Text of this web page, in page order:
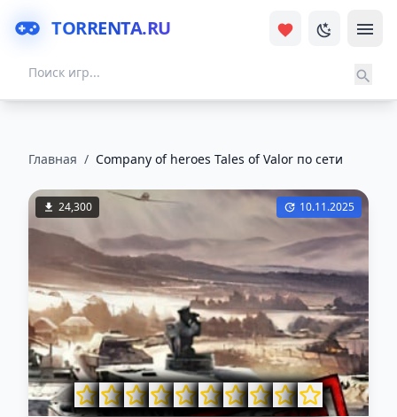
TORRENTA.RU
Главная / Company of heroes Tales of Valor по сети
24,300 10.11.2025